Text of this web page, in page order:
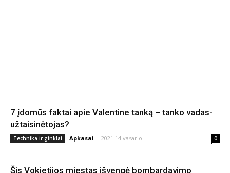
7 įdomūs faktai apie Valentine tanką – tanko vadas-
užtaisinėtojas?
Technika ir ginklai Apkasai - 2021 14 vasario 0
Šis Vokietijos miestas išvengė bombardavimo